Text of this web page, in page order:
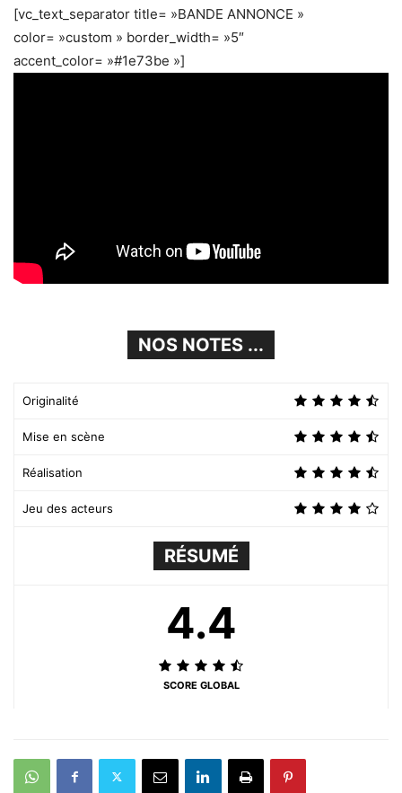
[vc_text_separator title= »BANDE ANNONCE »
color= »custom » border_width= »5″
accent_color= »#1e73be »]
NOS NOTES ...
Originalité
Mise en scène
Réalisation
Jeu des acteurs
RÉSUMÉ
4.4
SCORE GLOBAL